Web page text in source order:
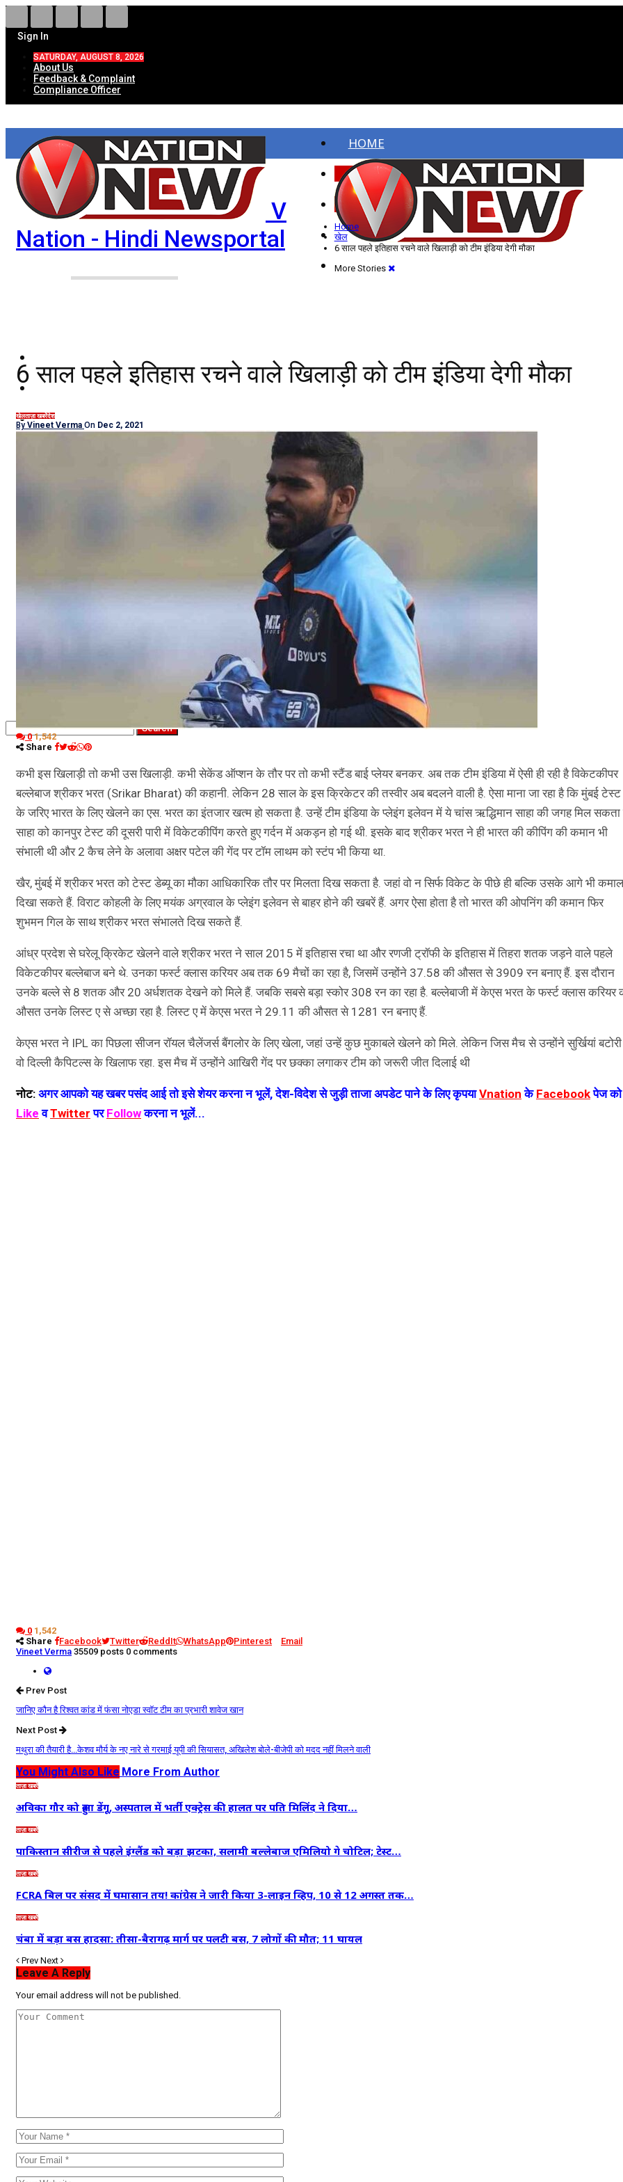
Sign In
SATURDAY, AUGUST 8, 2026
About Us
Feedback & Complaint
Compliance Officer
V
Nation - Hindi Newsportal
HOME
ताज़ा खबरें
देश
विदेश
राजनीति
कारोबार
क्राइम
Home
खेल
6 साल पहले इतिहास रचने वाले खिलाड़ी को टीम इंडिया देगी मौका
6 साल पहले इतिहास रचने वाले खिलाड़ी को टीम इंडिया देगी मौका
खेलताज़ा खबरेंदेश
By Vineet Verma On Dec 2, 2021
0 1,542
Share
कभी इस खिलाड़ी तो कभी उस खिलाड़ी. कभी सेकेंड ऑप्शन के तौर पर तो कभी स्टैंड बाई प्लेयर बनकर. अब तक टीम इंडिया में ऐसी ही रही है विकेटकीपर
बल्लेबाज श्रीकर भरत (Srikar Bharat) की कहानी. लेकिन 28 साल के इस क्रिकेटर की तस्वीर अब बदलने वाली है. ऐसा माना जा रहा है कि मुंबई टेस्ट
के जरिए भारत के लिए खेलने का एस. भरत का इंतजार खत्म हो सकता है. उन्हें टीम इंडिया के प्लेइंग इलेवन में ये चांस ऋद्धिमान साहा की जगह मिल सकता
साहा को कानपुर टेस्ट की दूसरी पारी में विकेटकीपिंग करते हुए गर्दन में अकड़न हो गई थी. इसके बाद श्रीकर भरत ने ही भारत की कीपिंग की कमान भी
संभाली थी और 2 कैच लेने के अलावा अक्षर पटेल की गेंद पर टॉम लाथम को स्टंप भी किया था.
खैर, मुंबई में श्रीकर भरत को टेस्ट डेब्यू का मौका आधिकारिक तौर पर मिलता दिख सकता है. जहां वो न सिर्फ विकेट के पीछे ही बल्कि उसके आगे भी कमाल
दिखा सकते हैं. विराट कोहली के लिए मयंक अग्रवाल के प्लेइंग इलेवन से बाहर होने की खबरें हैं. अगर ऐसा होता है तो भारत की ओपनिंग की कमान फिर
शुभमन गिल के साथ श्रीकर भरत संभालते दिख सकते हैं.
आंध्र प्रदेश से घरेलू क्रिकेट खेलने वाले श्रीकर भरत ने साल 2015 में इतिहास रचा था और रणजी ट्रॉफी के इतिहास में तिहरा शतक जड़ने वाले पहले
विकेटकीपर बल्लेबाज बने थे. उनका फर्स्ट क्लास करियर अब तक 69 मैचों का रहा है, जिसमें उन्होंने 37.58 की औसत से 3909 रन बनाए हैं. इस दौरान
उनके बल्ले से 8 शतक और 20 अर्धशतक देखने को मिले हैं. जबकि सबसे बड़ा स्कोर 308 रन का रहा है. बल्लेबाजी में केएस भरत के फर्स्ट क्लास करियर
औसत उनके लिस्ट ए से अच्छा रहा है. लिस्ट ए में केएस भरत ने 29.11 की औसत से 1281 रन बनाए हैं.
केएस भरत ने IPL का पिछला सीजन रॉयल चैलेंजर्स बैंगलोर के लिए खेला, जहां उन्हें कुछ मुकाबले खेलने को मिले. लेकिन जिस मैच से उन्होंने सुर्खियां बटोरी
वो दिल्ली कैपिटल्स के खिलाफ रहा. इस मैच में उन्होंने आखिरी गेंद पर छक्का लगाकर टीम को जरूरी जीत दिलाई थी
नोट: अगर आपको यह खबर पसंद आई तो इसे शेयर करना न भूलें, देश-विदेश से जुड़ी ताजा अपडेट पाने के लिए कृपयाVnation के Facebookपेज को
Like वTwitter परFollowकरना न भूलें...
0 1,542
Share
Facebook Twitter ReddIt WhatsApp Pinterest
Email
Vineet Verma 35509 posts 0 comments
Prev Post
जानिए कौन है रिश्वत कांड में फंसा नोएडा स्वॉट टीम का प्रभारी शावेज खान
Next Post
मथुरा की तैयारी है…केशव मौर्य के नए नारे से गरमाई यूपी की सियासत, अखिलेश बोले-बीजेपी को मदद नहीं मिलने वाली
You Might Also Like More From Author
ताज़ा खबरें
अविका गौर को हुआ डेंगू, अस्पताल में भर्ती एक्ट्रेस की हालत पर पति मिलिंद ने दिया…
ताज़ा खबरें
पाकिस्तान सीरीज से पहले इंग्लैंड को बड़ा झटका, सलामी बल्लेबाज एमिलियो गे चोटिल; टेस्ट…
ताज़ा खबरें
FCRA बिल पर संसद में घमासान तय! कांग्रेस ने जारी किया 3-लाइन व्हिप, 10 से 12 अगस्त तक…
ताज़ा खबरें
चंबा में बड़ा बस हादसा: तीसा-बैरागढ़ मार्ग पर पलटी बस, 7 लोगों की मौत; 11 घायल
Prev Next
Leave A Reply
Your email address will not be published.
More Stories